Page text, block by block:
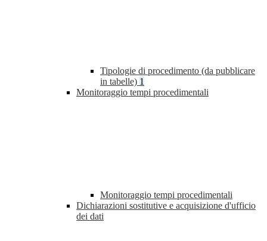
Tipologie di procedimento (da pubblicare
in tabelle) 1
Monitoraggio tempi procedimentali
Monitoraggio tempi procedimentali
Dichiarazioni sostitutive e acquisizione d'ufficio
dei dati